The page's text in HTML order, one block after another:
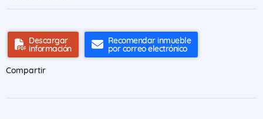
Descargar
información
Recomendar inmueble
por correo electrónico
Compartir